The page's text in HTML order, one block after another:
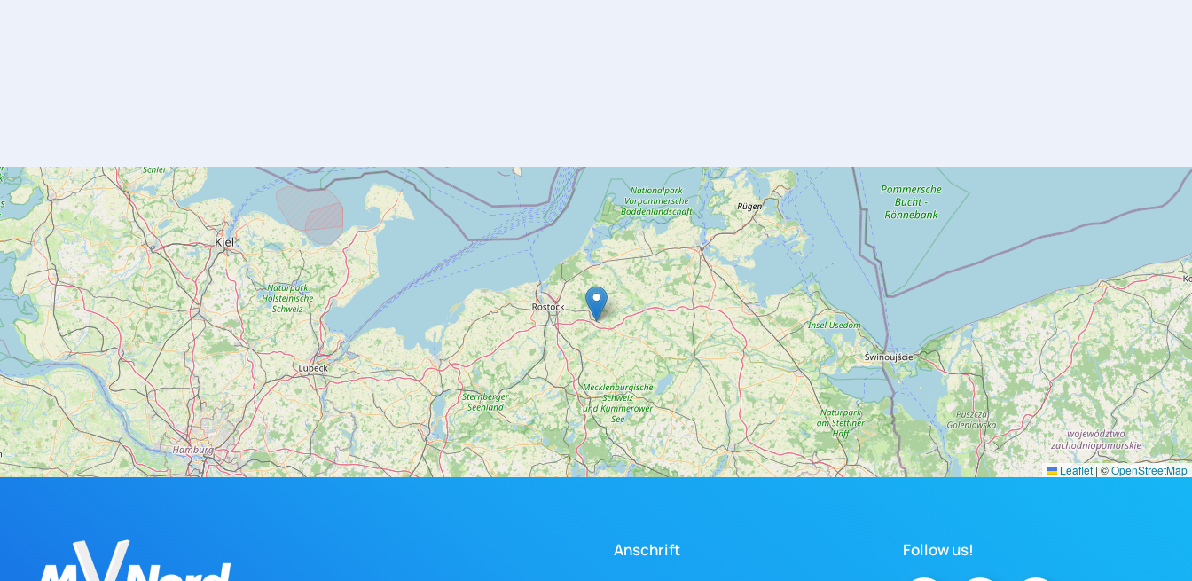
Leaflet | ©OpenStreetMap
Anschrift Follow us!